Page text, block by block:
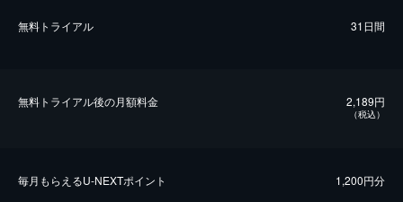
無料トライアル 31日間
無料トライアル後の⽉額料金 2,189円
（税込）
毎⽉もらえるU-NEXTポイント 1,200円分